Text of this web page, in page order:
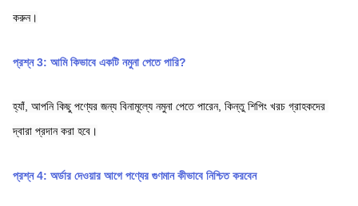
করুন।
প্রশ্ন 3: আমি কিভাবে একটি নমুনা পেতে পারি?
হ্যাঁ, আপনি কিছু পণ্যের জন্য বিনামূল্যে নমুনা পেতে পারেন, কিন্তু শিপিং খরচ গ্রাহকদের
দ্বারা প্রদান করা হবে।
প্রশ্ন 4: অর্ডার দেওয়ার আগে পণ্যের গুণমান কীভাবে নিশ্চিত করবেন